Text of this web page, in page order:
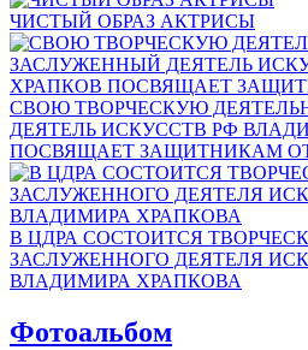
ЧИСТЫЙ ОБРАЗ АКТРИСЫ
СВОЮ ТВОРЧЕСКУЮ
ДЕЯТЕЛЬ ИСКУССТВ РФ
ПОСВЯЩАЕТ ЗАЩИТНИКАМ
В ЦДРА СОСТОИТСЯ
ЗАСЛУЖЕННОГО ДЕЯТЕЛЯ
ВЛАДИМИРА ХРАПКОВА
Фотоальбом